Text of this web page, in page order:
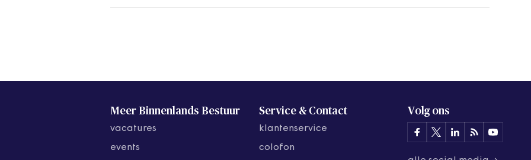
Meer Binnenlands Bestuur
vacatures
events
Service & Contact
klantenservice
colofon
Volg ons